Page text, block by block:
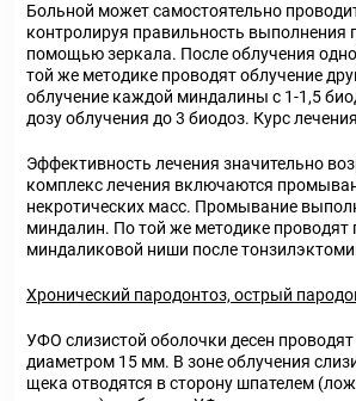
Больной может самостоятельно
контролируя правильность выполнения
помощью зеркала. После облучения
той же методике проводят облучение
облучение каждой миндалины с 1-1,5
дозу облучения до 3 биодоз. Курс
Эффективность лечения значительно
комплекс лечения включаются
некротических масс. Промывание
миндалин. По той же методике
миндаликовой ниши после
Хронический пародонтоз, острый
УФО слизистой оболочки десен проводят
диаметром 15 мм. В зоне облучения
щека отводятся в сторону шпателем